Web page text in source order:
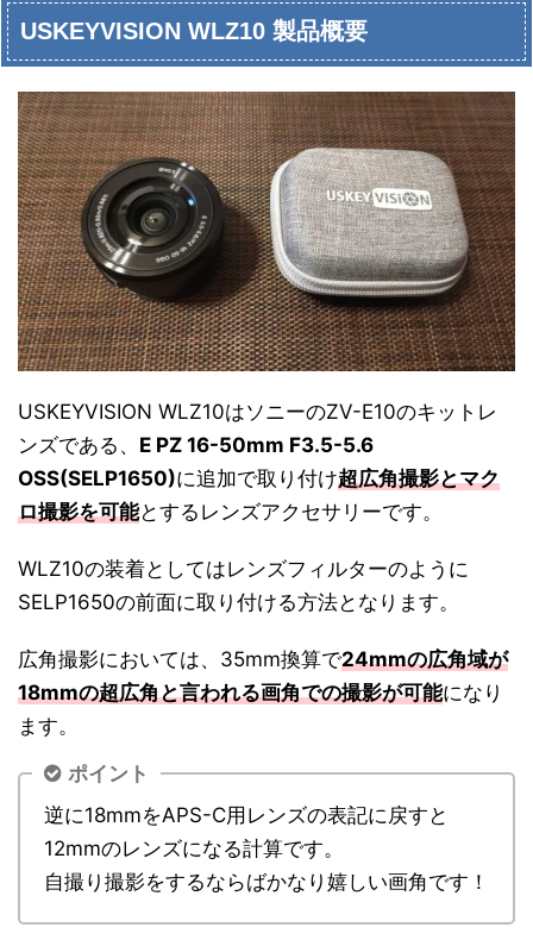
USKEYVISION WLZ10 製品概要
USKEYVISION WLZ10はソニーのZV-E10のキットレ
ンズである、 E PZ 16-50mm F3.5-5.6
OSS(SELP1650)に追加で取り付け超広角撮影とマク
ロ撮影を可能とするレンズアクセサリーです。
WLZ10の装着としてはレンズフィルターのように
SELP1650の前面に取り付ける方法となります。
広角撮影においては、35mm換算で24mmの広角域が
18mmの超広角と言われる画角での撮影が可能になり
ます。
ポイント
逆に18mmをAPS-C用レンズの表記に戻すと
12mmのレンズになる計算です。
自撮り撮影をするならばかなり嬉しい画角です！